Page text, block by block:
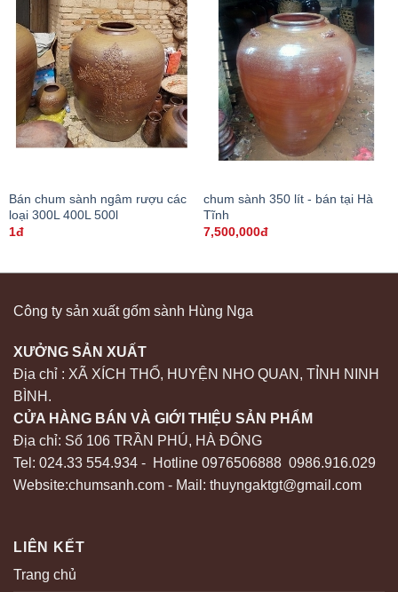
Bán chum sành ngâm rượu các
loại 300L 400L 500l
1đ
chum sành 350 lít - bán tại Hà
Tĩnh
7,500,000đ
Công ty sản xuất gốm sành Hùng Nga
XƯỞNG SẢN XUẤT
Địa chỉ : XÃ XÍCH THỔ, HUYỆN NHO QUAN, TỈNH NINH
BÌNH.
CỬA HÀNG BÁN VÀ GIỚI THIỆU SẢN PHẨM
Địa chỉ: Số 106 TRẦN PHÚ, HÀ ĐÔNG
Tel: 024.33 554.934 - Hotline 0976506888 0986.916.029
Website:chumsanh.com - Mail: thuyngaktgt@gmail.com
LIÊN KẾT
Trang chủ